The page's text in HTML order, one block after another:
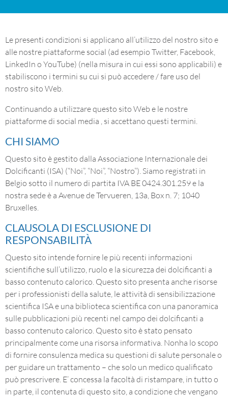
Le presenti condizioni si applicano all’utilizzo del nostro sito e
alle nostre piattaforme social (ad esempio Twitter, Facebook,
LinkedIn o YouTube) (nella misura in cui essi sono applicabili) e
stabiliscono i termini su cui si può accedere / fare uso del
nostro sito Web.
Continuando a utilizzare questo sito Web e le nostre
piattaforme di social media , si accettano questi termini.
CHI SIAMO
Questo sito è gestito dalla Associazione Internazionale dei
Dolcificanti (ISA) (“Noi”, “Noi”, “Nostro”). Siamo registrati in
Belgio sotto il numero di partita IVA BE 0424.301.259 e la
nostra sede è a Avenue de Tervueren, 13a, Box n. 7; 1040
Bruxelles.
CLAUSOLA DI ESCLUSIONE DI
RESPONSABILITÀ
Questo sito intende fornire le più recenti informazioni
scientifiche sull’utilizzo, ruolo e la sicurezza dei dolcificanti a
basso contenuto calorico. Questo sito presenta anche risorse
per i professionisti della salute, le attività di sensibilizzazione
scientifica ISA e una biblioteca scientifica con una panoramica
sulle pubblicazioni più recenti nel campo dei dolcificanti a
basso contenuto calorico. Questo sito è stato pensato
principalmente come una risorsa informativa. Nonha lo scopo
di fornire consulenza medica su questioni di salute personale o
per guidare un trattamento – che solo un medico qualificato
può prescrivere. E’ concessa la facoltà di ristampare, in tutto o
in parte, il contenuta di questo sito, a condizione che vengano